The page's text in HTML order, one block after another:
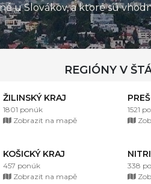
u Slovákov, a ktoré sú
REGIÓNY V
ŽILINSKÝ KRAJ
1801 ponúk
Zobrazit na mapě
1521
KOŠICKÝ KRAJ
457 ponúk
Zobrazit na mapě
338